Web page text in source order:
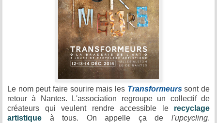
Le nom peut faire sourire mais les Transformeurssont de
retour à Nantes. L'association regroupe un collectif de
créateurs qui veulent rendre accessible le recyclage
artistique à tous. On appelle ça de l'upcycling.